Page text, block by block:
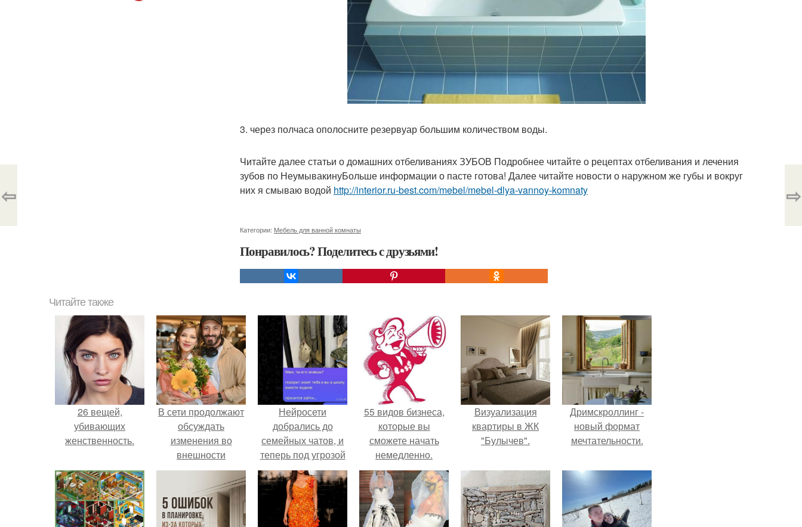
3. через полчаса ополосните резервуар большим количеством воды.
Читайте далее статьи о домашних отбеливаниях ЗУБОВ Подробнее читайте о рецептах отбеливания и лечения
зубов по НеумывакинуБольше информации о пасте готова! Далее читайте новости о наружном же губы и вокруг
них я смываю водой http://interior.ru-best.com/mebel/mebel-dlya-vannoy-komnaty
Категории: Мебель для ванной комнаты
Понравилось? Поделитесь с друзьями!
⇦ ⇨
Читайте также
26 вещей,
убивающих
женственность.
В сети продолжают
обсуждать
изменения во
внешности
актрисы.
Нейросети
добрались до
семейных чатов, и
теперь под угрозой
мамины нервы.
55 видов бизнеса,
которые вы
сможете начать
немедленно.
Визуализация
квартиры в ЖК
"Булычев".
Дримскроллинг -
новый формат
мечтательности.